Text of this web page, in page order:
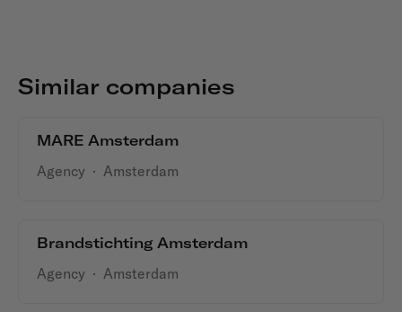
Similar companies
MARE Amsterdam
Agency · Amsterdam
Brandstichting Amsterdam
Agency · Amsterdam